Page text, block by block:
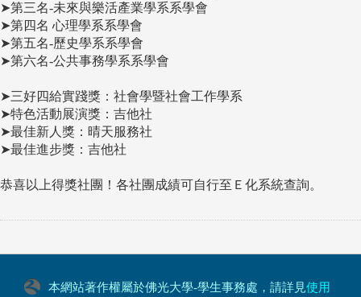
➤第三名-未來與樂活產業學系系學會
➤第四名 心理學系系學會
➤第五名-歷史學系系學會
➤第六名-公共事務學系系學會
➤三好四給實踐獎：社會學暨社會工作學系
➤特色活動展演獎：吉他社
➤最佳新人獎：晴天服務社
➤最佳進步獎：吉他社
恭喜以上得獎社團！各社團成績可自行至Ｅ化系統查詢。
本網站著作權屬於佛光大學-學生事務處，請詳見使用